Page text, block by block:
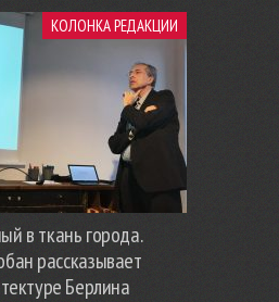
КОЛОНКА РЕДАКЦИИ
в ткань города.
рассказывает
Берлина